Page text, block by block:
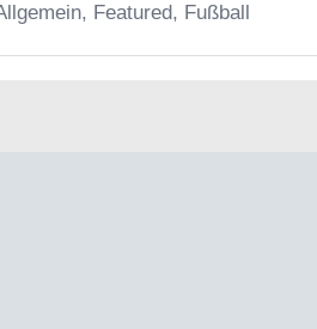
, Featured, Fußball